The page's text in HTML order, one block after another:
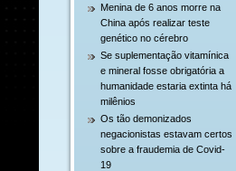
Menina de 6 anos morre na
China após realizar teste
genético no cérebro
Se suplementação vitamínica
e mineral fosse obrigatória a
humanidade estaria extinta há
milênios
Os tão demonizados
negacionistas estavam certos
sobre a fraudemia de Covid-
19